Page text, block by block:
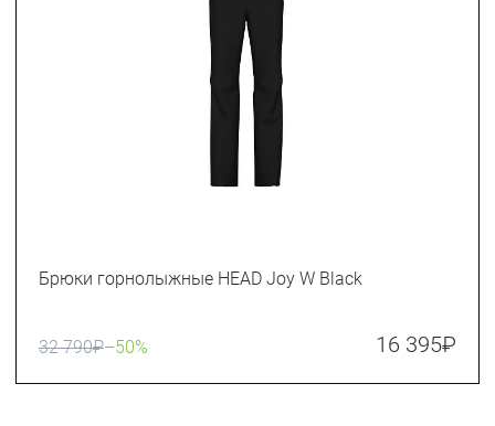
Брюки горнолыжные HEAD Joy W Black
32 790₽–50% 16 395₽